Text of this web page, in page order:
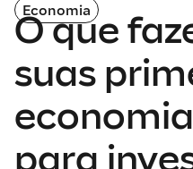
Economia
O que
suas
para